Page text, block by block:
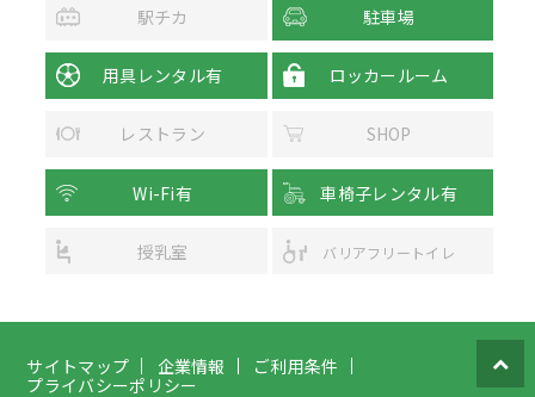
駅チカ 駐車場
用具レンタル有 ロッカールーム
レストラン SHOP
Wi-Fi有 車椅子レンタル有
授乳室 バリアフリートイレ
サイトマップ 企業情報
ご利用条件
プライバシーポリシー